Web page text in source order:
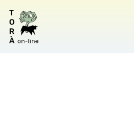
ID de foto no vàlid